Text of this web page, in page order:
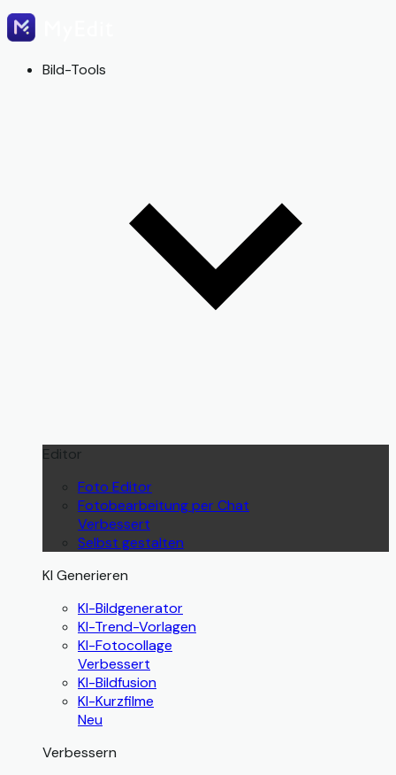
Bild-Tools
Editor
Foto Editor
Fotobearbeitung per Chat
Verbessert
Selbst gestalten
KI Generieren
KI-Bildgenerator
KI-Trend-Vorlagen
KI-Fotocollage
Verbessert
KI-Bildfusion
KI-Kurzfilme
Neu
Verbessern